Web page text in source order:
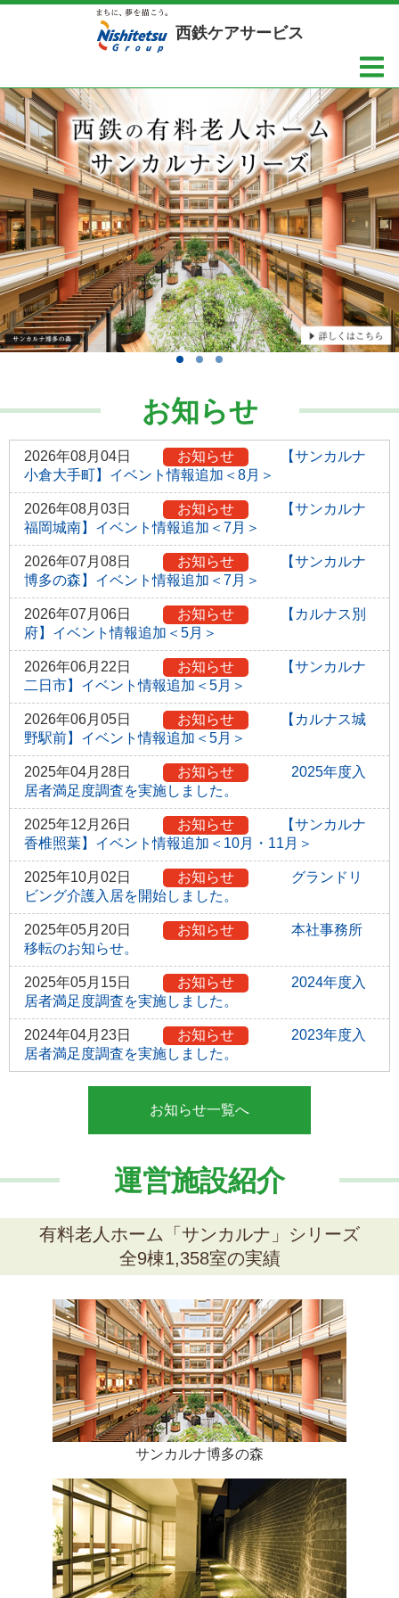
西鉄ケアサービス
お知らせ
2026年08月04日 お知らせ
【サンカルナ
小倉大手町】イベント情報追加＜8月＞
2026年08月03日 お知らせ
【サンカルナ
福岡城南】イベント情報追加＜7月＞
2026年07月08日 お知らせ
【サンカルナ
博多の森】イベント情報追加＜7月＞
2026年07月06日 お知らせ
【カルナス別
府】イベント情報追加＜5月＞
2026年06月22日 お知らせ
【サンカルナ
二日市】イベント情報追加＜5月＞
2026年06月05日 お知らせ
【カルナス城
野駅前】イベント情報追加＜5月＞
2025年04月28日 お知らせ
2025年度入
居者満足度調査を実施しました。
2025年12月26日 お知らせ
【サンカルナ
香椎照葉】イベント情報追加＜10月・11月＞
2025年10月02日 お知らせ
グランドリ
ビング介護入居を開始しました。
2025年05月20日 お知らせ
本社事務所
移転のお知らせ。
2025年05月15日 お知らせ
2024年度入
居者満足度調査を実施しました。
2024年04月23日 お知らせ
2023年度入
居者満足度調査を実施しました。
お知らせ一覧へ
運営施設紹介
有料老人ホーム 「サンカルナ」シリーズ
全9棟1,358室の実績
サンカルナ博多の森